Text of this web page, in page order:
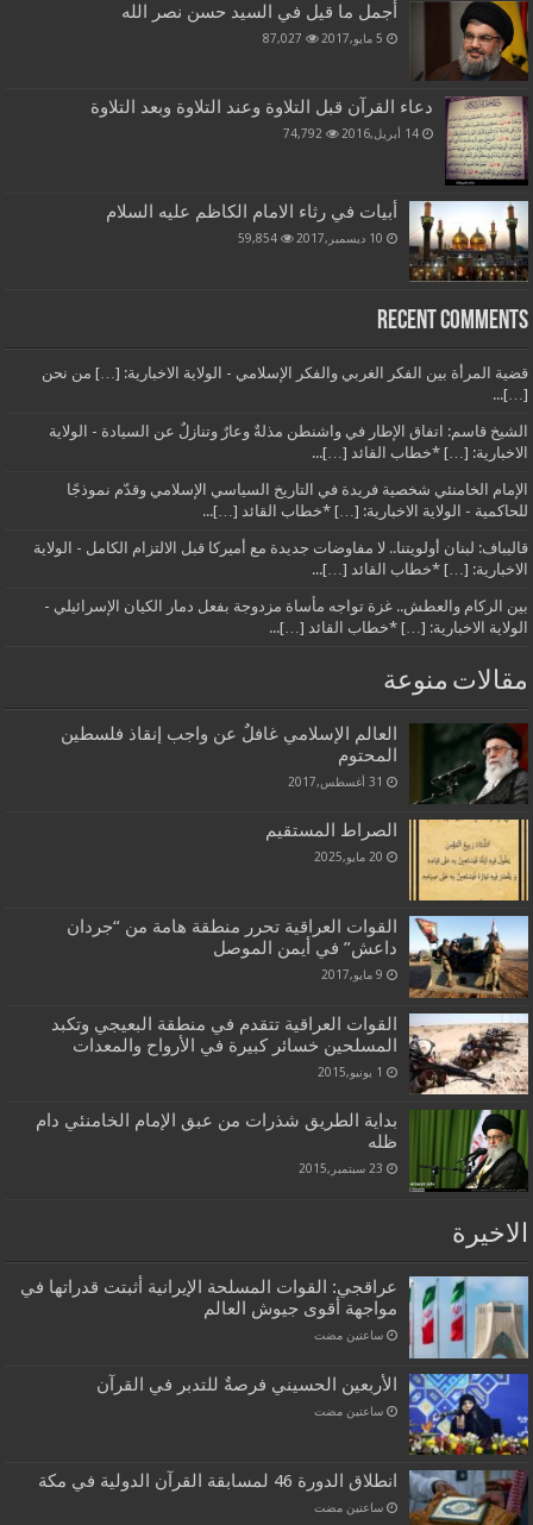
أجمل ما قيل في السيد حسن نصر الله
5 مايو,2017 87,027
دعاء القرآن قبل التلاوة وعند التلاوة وبعد التلاوة
14 أبريل,2016 74,792
أبيات في رثاء الامام الكاظم عليه السلام
10 ديسمبر,2017 59,854
Recent Comments
قضية المرأة بين الفكر الغربي والفكر الإسلامي - الولاية الاخبارية: […] من نحن
[…]...
الشيخ قاسم: اتفاق الإطار في واشنطن مذلةٌ وعارٌ وتنازلٌ عن السيادة - الولاية
الاخبارية: […] *خطاب القائد […]...
الإمام الخامنئي شخصية فريدة في التاريخ السياسي الإسلامي وقدّم نموذجًا
للحاكمية - الولاية الاخبارية: […] *خطاب القائد […]...
قاليباف: لبنان أولويتنا.. لا مفاوضات جديدة مع أميركا قبل الالتزام الكامل - الولاية
الاخبارية: […] *خطاب القائد […]...
بين الركام والعطش.. غزة تواجه مأساة مزدوجة بفعل دمار الكيان الإسرائيلي -
الولاية الاخبارية: […] *خطاب القائد […]...
مقالات منوعة
العالم الإسلامي غافلٌ عن واجب إنقاذ فلسطين
المحتوم
31 أغسطس,2017
الصراط المستقيم
20 مايو,2025
القوات العراقية تحرر منطقة هامة من “جردان
داعش” في أيمن الموصل
9 مايو,2017
القوات العراقية تتقدم في منطقة البعيجي وتكبد
المسلحين خسائر كبيرة في الأرواح والمعدات
1 يونيو,2015
بداية الطريق شذرات من عبق الإمام الخامنئي دام
ظله
23 سبتمبر,2015
الاخيرة
عراقجي: القوات المسلحة الإيرانية أثبتت قدراتها في
مواجهة أقوى جيوش العالم
‏ساعتين مضت
الأربعين الحسيني فرصةٌ للتدبر في القرآن
‏ساعتين مضت
انطلاق الدورة 46 لمسابقة القرآن الدولية في مكة
‏ساعتين مضت